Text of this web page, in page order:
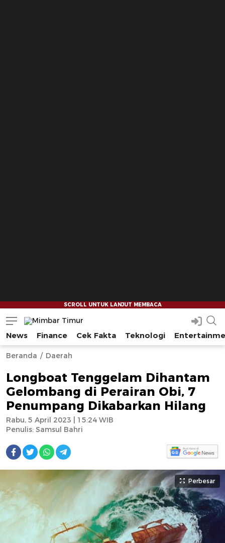
Mimbar Timur
Media Berjaringan Indonesia Timur
News Finance Cek Fakta Teknologi
Beranda Daerah
Longboat Tenggelam Dihantam
Gelombang di Perairan Obi, 7
Penumpang Dikabarkan Hilang
Penulis: Samsul Bahri
Rabu, 5 April 2023 | 15:24 WIB
Perbesar
--
--